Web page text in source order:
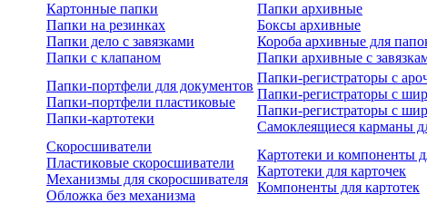
Картонные папки
Папки на резинках
Папки дело с завязками
Папки с клапаном
Папки архивные
Боксы архивные
Короба архивные для
Папки архивные с
Папки-портфели для документов
Папки-портфели пластиковые
Папки-картотеки
Папки-регистраторы с
Папки-регистраторы с
Папки-регистраторы с
Самоклеящиеся карманы
Скоросшиватели
Пластиковые скоросшиватели
Механизмы для скоросшивателя
Обложка без механизма
Картотеки и компоненты
Картотеки для карточек
Компоненты для картотек